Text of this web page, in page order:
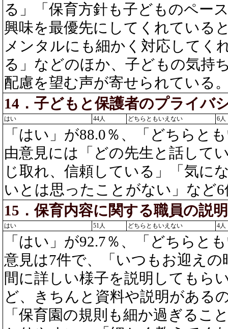
る」「保育方針も子どものペー
興味を最優先にしてくれている
メンタルにも細かく対応してく
る」などのほか、子どもの気持
配慮を望む声が寄せられている
14．子どもと保護者のプライバ
はい 44人 どちらともいえない 6人
「はい」が88.0％、「どちらと
由意見には「どの先生と話して
じ取れ、信頼している」「気に
いとは思ったことがない」など
15．保育内容に関する職員の説
はい 51人 どちらともいえない 4人
「はい」が92.7％、「どちらと
意見は7件で、「いつもお迎え
間に詳しい様子を説明してもら
ど、きちんと資料や説明がある
「保育園の規則も細か過ぎるこ